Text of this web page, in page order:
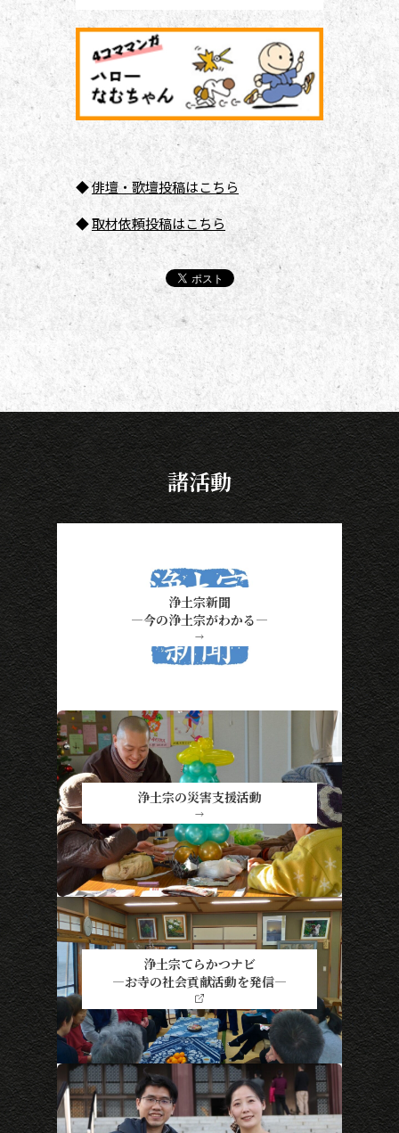
◆俳壇・歌壇投稿はこちら
◆取材依頼投稿はこちら
諸活動
浄土宗新聞
―今の浄土宗がわかる―
→
浄土宗の災害支援活動
→
浄土宗てらかつナビ
―お寺の社会貢献活動を発信―